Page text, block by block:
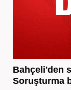
Bahçeli'den
Soruşturma